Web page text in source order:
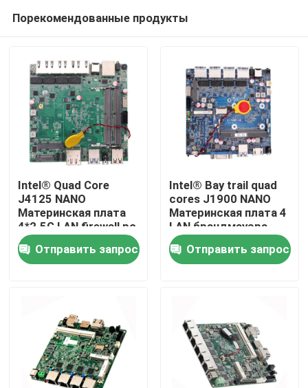
Главная страница
Продукция
Наша фабрика
контроль качества
Порекомендованные продукты
Intel® Quad Core
J4125 NANO
Материнская плата
4*2.5G LAN firewall pc
материнская плата
pFsense
Отправить запрос
Intel® Bay trail quad
cores J1900 NANO
Материнская плата 4
LAN брандмауэра
компьютерная
материнская плата
Отправить запрос